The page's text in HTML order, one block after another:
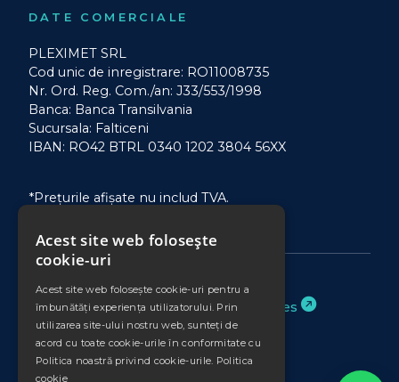
DATE COMERCIALE
PLEXIMET SRL
Cod unic de inregistrare: RO11008735
Nr. Ord. Reg. Com./an: J33/553/1998
Banca: Banca Transilvania
Sucursala: Falticeni
IBAN: RO42 BTRL 0340 1202 3804 56XX
*Prețurile afișate nu includ TVA.
Website realizat deBinary Services
Acest site web folosește
cookie-uri
Acest site web folosește cookie-uri pentru a
îmbunătăți experiența utilizatorului. Prin
utilizarea site-ului nostru web, sunteți de
acord cu toate cookie-urile în conformitate cu
Politica noastră privind cookie-urile. Politica
cookie